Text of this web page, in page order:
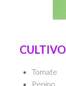
Tomate
Pepino